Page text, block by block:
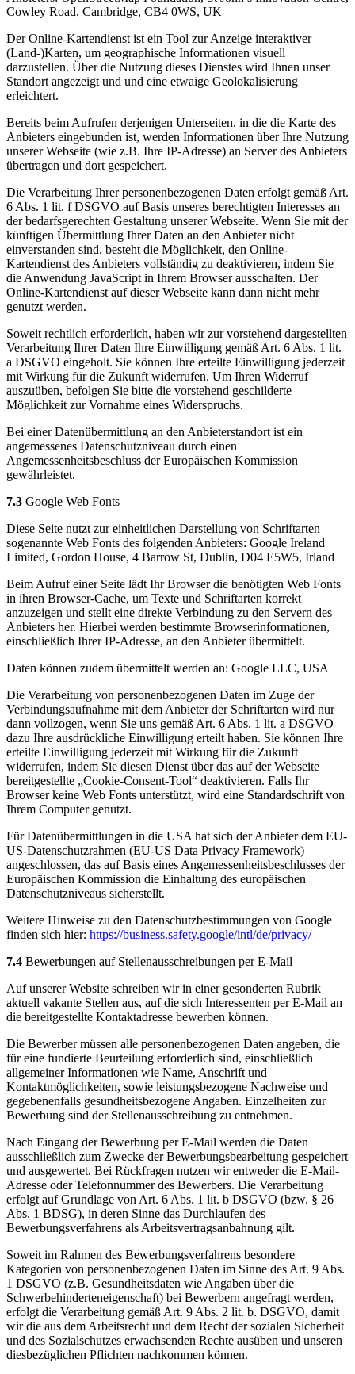
Cowley Road, Cambridge, CB4 0WS, UK
Der Online-Kartendienst ist ein Tool zur Anzeige interaktiver
(Land-)Karten, um geographische Informationen visuell
darzustellen. Über die Nutzung dieses Dienstes wird Ihnen unser
Standort angezeigt und und eine etwaige Geolokalisierung
erleichtert.
Bereits beim Aufrufen derjenigen Unterseiten, in die die Karte des
Anbieters eingebunden ist, werden Informationen über Ihre Nutzung
unserer Webseite (wie z.B. Ihre IP-Adresse) an Server des Anbieters
übertragen und dort gespeichert.
Die Verarbeitung Ihrer personenbezogenen Daten erfolgt gemäß Art.
6 Abs. 1 lit. f DSGVO auf Basis unseres berechtigten Interesses an
der bedarfsgerechten Gestaltung unserer Webseite. Wenn Sie mit der
künftigen Übermittlung Ihrer Daten an den Anbieter nicht
einverstanden sind, besteht die Möglichkeit, den Online-
Kartendienst des Anbieters vollständig zu deaktivieren, indem Sie
die Anwendung JavaScript in Ihrem Browser ausschalten. Der
Online-Kartendienst auf dieser Webseite kann dann nicht mehr
genutzt werden.
Soweit rechtlich erforderlich, haben wir zur vorstehend dargestellten
Verarbeitung Ihrer Daten Ihre Einwilligung gemäß Art. 6 Abs. 1 lit.
a DSGVO eingeholt. Sie können Ihre erteilte Einwilligung jederzeit
mit Wirkung für die Zukunft widerrufen. Um Ihren Widerruf
auszuüben, befolgen Sie bitte die vorstehend geschilderte
Möglichkeit zur Vornahme eines Widerspruchs.
Bei einer Datenübermittlung an den Anbieterstandort ist ein
angemessenes Datenschutzniveau durch einen
Angemessenheitsbeschluss der Europäischen Kommission
gewährleistet.
7.3 Google Web Fonts
Diese Seite nutzt zur einheitlichen Darstellung von Schriftarten
sogenannte Web Fonts des folgenden Anbieters: Google Ireland
Limited, Gordon House, 4 Barrow St, Dublin, D04 E5W5, Irland
Beim Aufruf einer Seite lädt Ihr Browser die benötigten Web Fonts
in ihren Browser-Cache, um Texte und Schriftarten korrekt
anzuzeigen und stellt eine direkte Verbindung zu den Servern des
Anbieters her. Hierbei werden bestimmte Browserinformationen,
einschließlich Ihrer IP-Adresse, an den Anbieter übermittelt.
Daten können zudem übermittelt werden an: Google LLC, USA
Die Verarbeitung von personenbezogenen Daten im Zuge der
Verbindungsaufnahme mit dem Anbieter der Schriftarten wird nur
dann vollzogen, wenn Sie uns gemäß Art. 6 Abs. 1 lit. a DSGVO
dazu Ihre ausdrückliche Einwilligung erteilt haben. Sie können Ihre
erteilte Einwilligung jederzeit mit Wirkung für die Zukunft
widerrufen, indem Sie diesen Dienst über das auf der Webseite
bereitgestellte „Cookie-Consent-Tool“ deaktivieren. Falls Ihr
Browser keine Web Fonts unterstützt, wird eine Standardschrift von
Ihrem Computer genutzt.
Für Datenübermittlungen in die USA hat sich der Anbieter dem EU-
US-Datenschutzrahmen (EU-US Data Privacy Framework)
angeschlossen, das auf Basis eines Angemessenheitsbeschlusses der
Europäischen Kommission die Einhaltung des europäischen
Datenschutzniveaus sicherstellt.
Weitere Hinweise zu den Datenschutzbestimmungen von Google
finden sich hier: https://business.safety.google/intl/de/privacy/
7.4 Bewerbungen auf Stellenausschreibungen per E-Mail
Auf unserer Website schreiben wir in einer gesonderten Rubrik
aktuell vakante Stellen aus, auf die sich Interessenten per E-Mail an
die bereitgestellte Kontaktadresse bewerben können.
Die Bewerber müssen alle personenbezogenen Daten angeben, die
für eine fundierte Beurteilung erforderlich sind, einschließlich
allgemeiner Informationen wie Name, Anschrift und
Kontaktmöglichkeiten, sowie leistungsbezogene Nachweise und
gegebenenfalls gesundheitsbezogene Angaben. Einzelheiten zur
Bewerbung sind der Stellenausschreibung zu entnehmen.
Nach Eingang der Bewerbung per E-Mail werden die Daten
ausschließlich zum Zwecke der Bewerbungsbearbeitung gespeichert
und ausgewertet. Bei Rückfragen nutzen wir entweder die E-Mail-
Adresse oder Telefonnummer des Bewerbers. Die Verarbeitung
erfolgt auf Grundlage von Art. 6 Abs. 1 lit. b DSGVO (bzw. § 26
Abs. 1 BDSG), in deren Sinne das Durchlaufen des
Bewerbungsverfahrens als Arbeitsvertragsanbahnung gilt.
Soweit im Rahmen des Bewerbungsverfahrens besondere
Kategorien von personenbezogenen Daten im Sinne des Art. 9 Abs.
1 DSGVO (z.B. Gesundheitsdaten wie Angaben über die
Schwerbehinderteneigenschaft) bei Bewerbern angefragt werden,
erfolgt die Verarbeitung gemäß Art. 9 Abs. 2 lit. b. DSGVO, damit
wir die aus dem Arbeitsrecht und dem Recht der sozialen Sicherheit
und des Sozialschutzes erwachsenden Rechte ausüben und unseren
diesbezüglichen Pflichten nachkommen können.